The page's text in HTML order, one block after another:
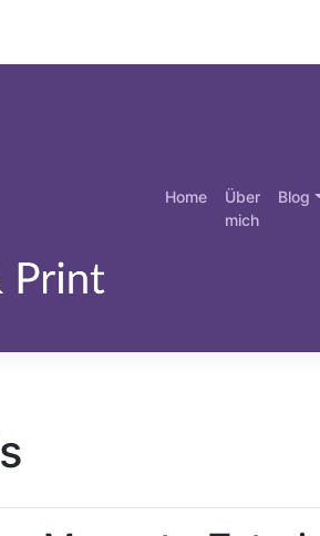
Home
Über
mich
Blog